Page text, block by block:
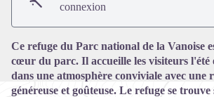
connexion
Ce refuge du Parc national de la Vanoise
cœur du parc. Il accueille les visiteurs l'été
dans une atmosphère conviviale avec une
généreuse et goûteuse. Le refuge se